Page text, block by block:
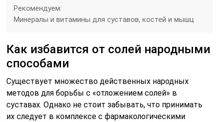
Рекомендуем:
Минералы и витамины для суставов, костей и мышц
Как избавится от солей народными
способами
Существует множество действенных народных
методов для борьбы с «отложением солей» в
суставах. Однако не стоит забывать, что принимать
их следует в комплексе с фармакологическими